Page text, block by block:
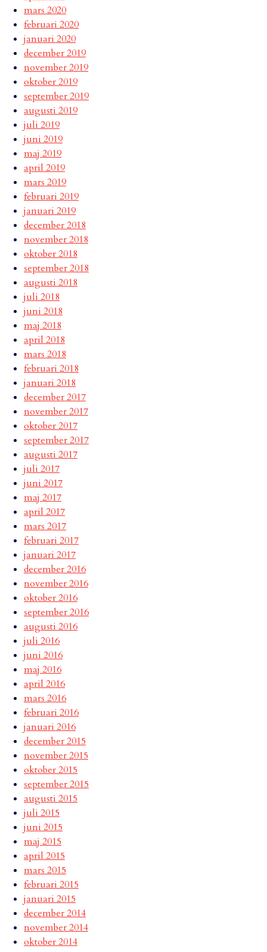
mars 2020
februari 2020
januari 2020
december 2019
november 2019
oktober 2019
september 2019
augusti 2019
juli 2019
juni 2019
maj 2019
april 2019
mars 2019
februari 2019
januari 2019
december 2018
november 2018
oktober 2018
september 2018
augusti 2018
juli 2018
juni 2018
maj 2018
april 2018
mars 2018
februari 2018
januari 2018
december 2017
november 2017
oktober 2017
september 2017
augusti 2017
juli 2017
juni 2017
maj 2017
april 2017
mars 2017
februari 2017
januari 2017
december 2016
november 2016
oktober 2016
september 2016
augusti 2016
juli 2016
juni 2016
maj 2016
april 2016
mars 2016
februari 2016
januari 2016
december 2015
november 2015
oktober 2015
september 2015
augusti 2015
juli 2015
juni 2015
maj 2015
april 2015
mars 2015
februari 2015
januari 2015
december 2014
november 2014
oktober 2014